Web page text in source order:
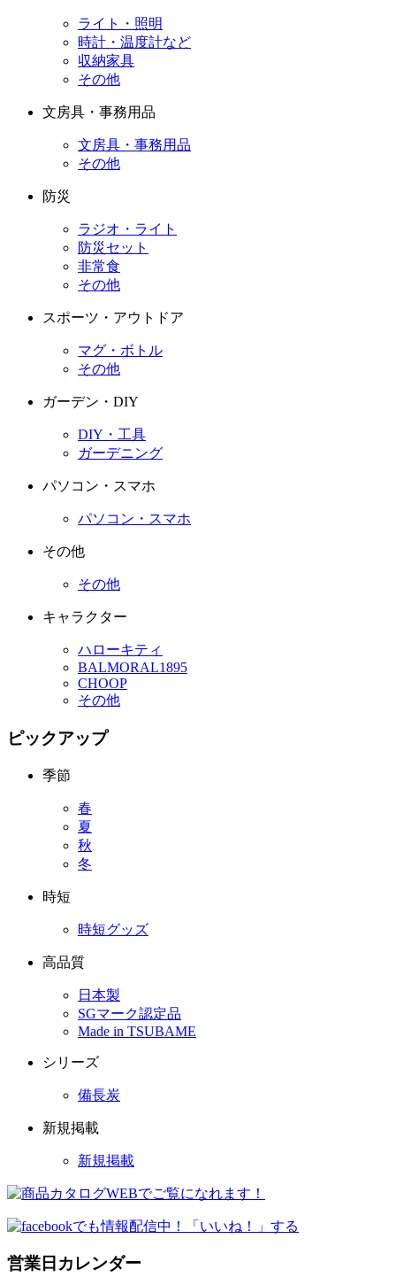
ライト・照明
時計・温度計など
収納家具
その他
文房具・事務用品
文房具・事務用品
その他
防災
ラジオ・ライト
防災セット
非常食
その他
スポーツ・アウトドア
マグ・ボトル
その他
ガーデン・DIY
DIY・工具
ガーデニング
パソコン・スマホ
パソコン・スマホ
その他
その他
キャラクター
ハローキティ
BALMORAL1895
CHOOP
その他
ピックアップ
季節
春
夏
秋
冬
時短
時短グッズ
高品質
日本製
SGマーク認定品
Made in TSUBAME
シリーズ
備長炭
新規掲載
新規掲載
営業日カレンダー